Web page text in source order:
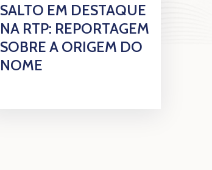
SALTO EM DESTAQUE
NA RTP: REPORTAGEM
SOBRE A ORIGEM DO
NOME